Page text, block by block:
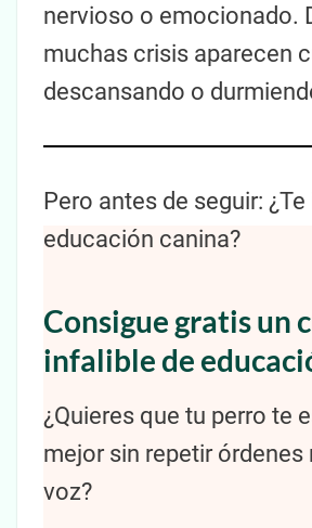
nervioso o emocionado.
muchas crisis aparecen
descansando o
Pero antes de seguir:
educación canina?
Consigue gratis un
infalible de
¿Quieres que tu perro te
mejor sin repetir órdenes
voz?